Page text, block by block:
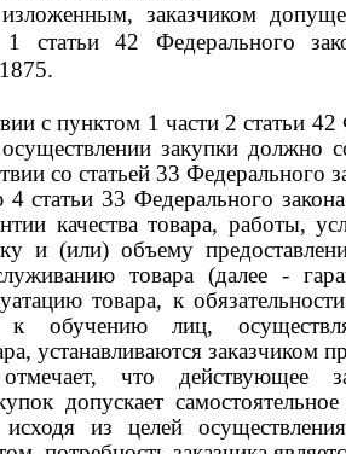
заказчиком
1 статьи 42 Федерального
1875.
с пунктом 1 части 2 статьи
закупки должно
со статьей 33
4 статьи 33 Федерального
качества товара, работы,
и (или) объему
товара (далее -
товара, к
к обучению лиц,
устанавливаются заказчиком
что действующее
допускает
из целей